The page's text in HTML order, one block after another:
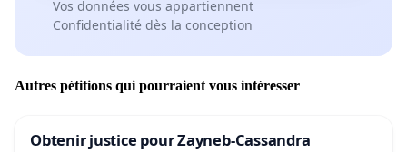
Vos données vous appartiennent
Confidentialité dès la conception
Autres pétitions qui pourraient vous intéresser
Obtenir justice pour Zayneb-Cassandra